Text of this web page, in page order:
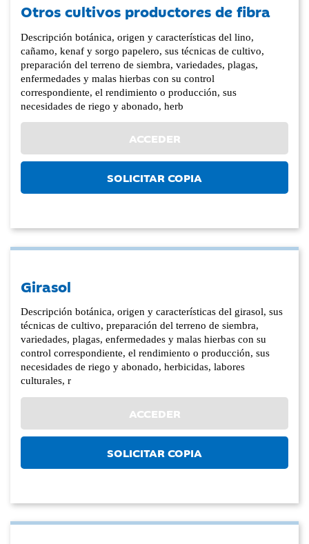
Otros cultivos productores de fibra
Descripción botánica, origen y características del lino,
cañamo, kenaf y sorgo papelero, sus técnicas de cultivo,
preparación del terreno de siembra, variedades, plagas,
enfermedades y malas hierbas con su control
correspondiente, el rendimiento o producción, sus
necesidades de riego y abonado, herb
ACCEDER
SOLICITAR COPIA
Girasol
Descripción botánica, origen y características del girasol, sus
técnicas de cultivo, preparación del terreno de siembra,
variedades, plagas, enfermedades y malas hierbas con su
control correspondiente, el rendimiento o producción, sus
necesidades de riego y abonado, herbicidas, labores
culturales, r
ACCEDER
SOLICITAR COPIA